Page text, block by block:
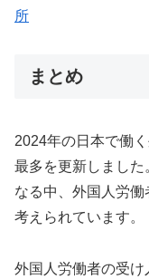
所
まとめ
2024年の日本で働
最多を更新しました
なる中、外国人労
考えられています。
外国人労働者の受け